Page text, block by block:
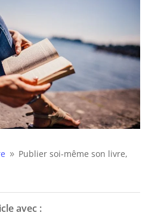
9 Publier soi-même son livre,
avec :